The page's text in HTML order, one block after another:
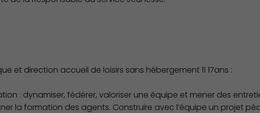
et direction accueil de loisirs sans hébergement 11 17ans :
: dynamiser, fédérer, valoriser une équipe et mener des
la formation des agents. Construire avec l’équipe un projet